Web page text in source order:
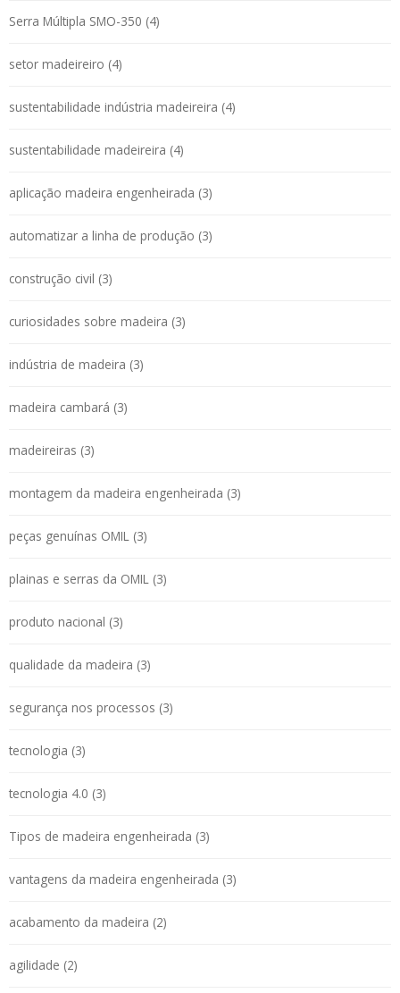
Serra Múltipla SMO-350 (4)
setor madeireiro (4)
sustentabilidade indústria madeireira (4)
sustentabilidade madeireira (4)
aplicação madeira engenheirada (3)
automatizar a linha de produção (3)
construção civil (3)
curiosidades sobre madeira (3)
indústria de madeira (3)
madeira cambará (3)
madeireiras (3)
montagem da madeira engenheirada (3)
peças genuínas OMIL (3)
plainas e serras da OMIL (3)
produto nacional (3)
qualidade da madeira (3)
segurança nos processos (3)
tecnologia (3)
tecnologia 4.0 (3)
Tipos de madeira engenheirada (3)
vantagens da madeira engenheirada (3)
acabamento da madeira (2)
agilidade (2)